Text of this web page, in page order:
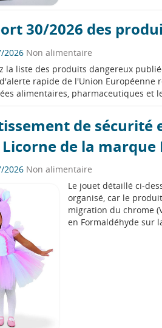
30/2026 des
2026 Non alimentaire
la liste des produits dangereux
rapide de l'Union
alimentaires, pharmaceutiques et
de sécurité
de la marque
2026 Non alimentaire
Le jouet détaillé ci-
organisé, car le
migration du chrome
en Formaldéhyde sur